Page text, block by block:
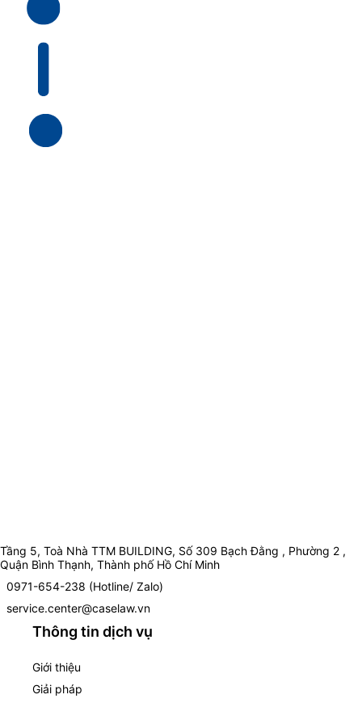
Tầng 5, Toà Nhà TTM BUILDING, Số 309 Bạch Đằng , Phường 2 ,
Quận Bình Thạnh, Thành phố Hồ Chí Minh
0971-654-238 (Hotline/ Zalo)
service.center@caselaw.vn
Thông tin dịch vụ
Giới thiệu
Giải pháp